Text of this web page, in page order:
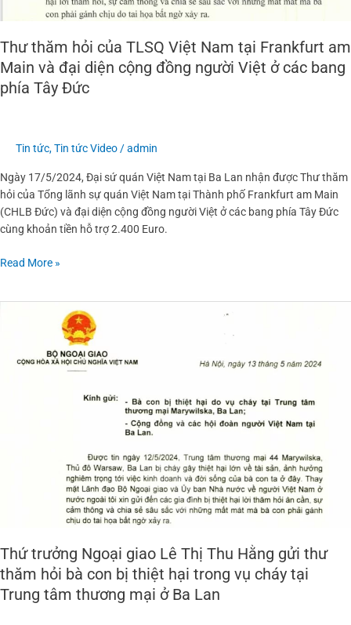
Thư thăm hỏi của TLSQ Việt Nam tại Frankfurt am
Main và đại diện cộng đồng người Việt ở các bang
phía Tây Đức
Tin tức,Tin tức Video /admin
Ngày 17/5/2024, Đại sứ quán Việt Nam tại Ba Lan nhận được Thư thăm
hỏi của Tổng lãnh sự quán Việt Nam tại Thành phố Frankfurt am Main
(CHLB Đức) và đại diện cộng đồng người Việt ở các bang phía Tây Đức
cùng khoản tiền hỗ trợ 2.400 Euro.
và
diện
cộng
đồng
bang
phía
Tây
Đức
Read More »
Thứ trưởng Ngoại giao Lê Thị Thu Hằng gửi thư
thăm hỏi bà con bị thiệt hại trong vụ cháy tại
Trung tâm thương mại ở Ba Lan
giao
bị
thiệt
trong